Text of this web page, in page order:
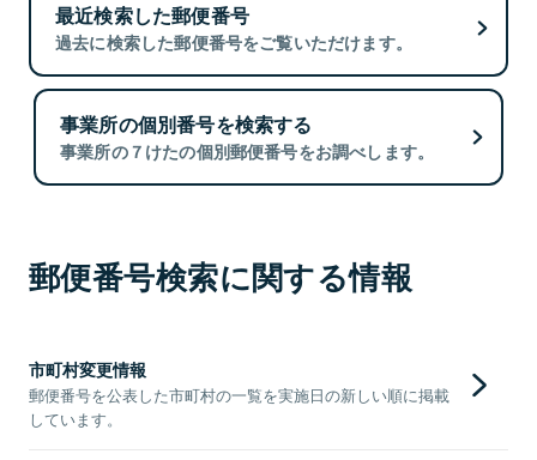
最近検索した郵便番号
過去に検索した郵便番号をご覧いただけます。
事業所の個別番号を検索する
事業所の７けたの個別郵便番号をお調べします。
郵便番号検索に関する情報
市町村変更情報
郵便番号を公表した市町村の一覧を実施日の新しい順に掲載
しています。